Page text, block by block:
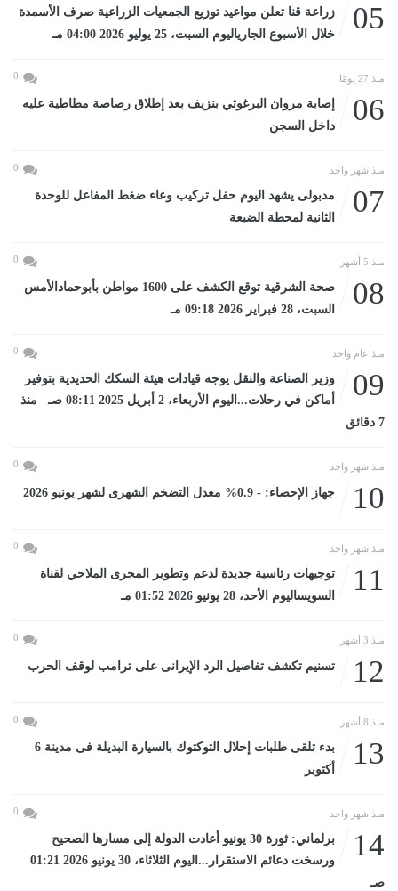
05
زراعة قنا تعلن مواعيد توزيع الجمعيات الزراعية صرف الأسمدة
خلال الأسبوع الجارياليوم السبت، 25 يوليو 2026 04:00 مـ
منذ 27 يومًا 0
06
إصابة مروان البرغوثي بنزيف بعد إطلاق رصاصة مطاطية عليه
داخل السجن
منذ شهر واحد 0
07
مدبولى يشهد اليوم حفل تركيب وعاء ضغط المفاعل للوحدة
الثانية لمحطة الضبعة
منذ 5 أشهر 0
08
صحة الشرقية توقع الكشف على 1600 مواطن بأبوحمادالأمس
السبت، 28 فبراير 2026 09:18 مـ
منذ عام واحد 0
09
وزير الصناعة والنقل يوجه قيادات هيئة السكك الحديدية بتوفير
أماكن في رحلات...اليوم الأربعاء، 2 أبريل 2025 08:11 صـ منذ
7 دقائق
منذ شهر واحد 0
10 جهاز الإحصاء: - 0.9% معدل التضخم الشهرى لشهر يونيو 2026
منذ شهر واحد 0
11
توجيهات رئاسية جديدة لدعم وتطوير المجرى الملاحي لقناة
السويساليوم الأحد، 28 يونيو 2026 01:52 مـ
منذ 3 أشهر 0
12 تسنيم تكشف تفاصيل الرد الإيرانى على ترامب لوقف الحرب
منذ 8 أشهر 0
13
بدء تلقى طلبات إحلال التوكتوك بالسيارة البديلة فى مدينة 6
أكتوبر
منذ شهر واحد 0
14
برلماني: ثورة 30 يونيو أعادت الدولة إلى مسارها الصحيح
ورسخت دعائم الاستقرار...اليوم الثلاثاء، 30 يونيو 2026 01:21
صـ